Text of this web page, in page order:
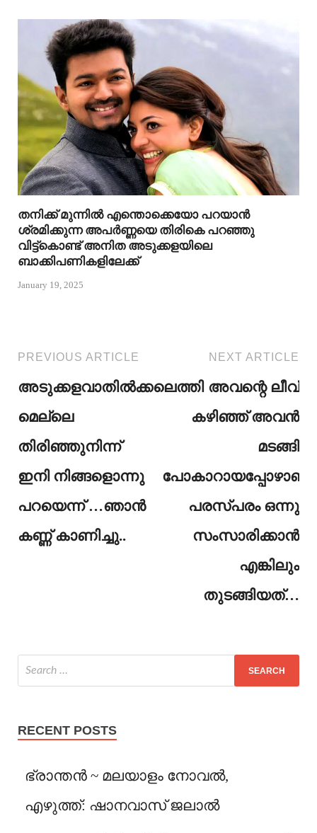
തനിക്ക് മുന്നിൽ എന്തൊക്കെയോ പറയാൻ
ശ്രമിക്കുന്ന അപർണ്ണയെ തിരികെ പറഞ്ഞു
വിട്ട്കൊണ്ട് അനിത അടുക്കളയിലെ
ബാക്കിപണികളിലേക്ക്
January 19, 2025
PREVIOUS ARTICLE
അടുക്കളവാതിൽക്കലെത്തി
മെല്ലെ
തിരിഞ്ഞുനിന്ന്
ഇനി നിങ്ങളൊന്നു
പറയെന്ന് …ഞാൻ
കണ്ണ് കാണിച്ചു..
NEXT ARTICLE
അവന്റെ ലീവ്
കഴിഞ്ഞ് അവൻ
മടങ്ങി
പോകാറായപ്പോഴാണ്
പരസ്പരം ഒന്നു
സംസാരിക്കാൻ
എങ്കിലും
തുടങ്ങിയത്…
RECENT POSTS
ഭ്രാന്തൻ ~ മലയാളം നോവൽ,
എഴുത്ത്: ഷാനവാസ് ജലാൽ